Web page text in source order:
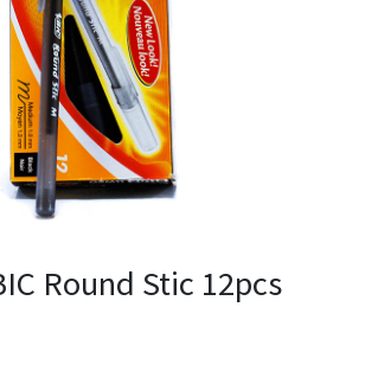
Round Stic 12pcs